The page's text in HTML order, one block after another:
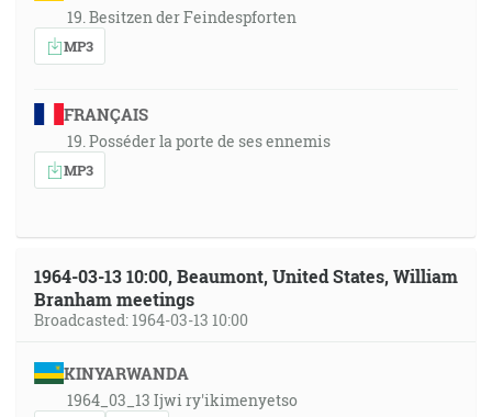
19. Besitzen der Feindespforten
MP3
FRANÇAIS
19. Posséder la porte de ses ennemis
MP3
1964-03-13 10:00, Beaumont, United States, William
Branham meetings
Broadcasted: 1964-03-13 10:00
KINYARWANDA
1964_03_13 Ijwi ry'ikimenyetso